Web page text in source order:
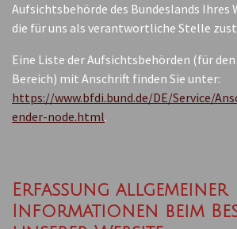
Aufsichtsbehörde des Bundeslands Ihres
die für uns als verantwortliche Stelle
Eine Liste der Aufsichtsbehörden (für
Bereich) mit Anschrift finden Sie unter:
https://www.bfdi.bund.de/DE/Service/
ender-node.html.
Erfassung allgemeiner
Informationen beim